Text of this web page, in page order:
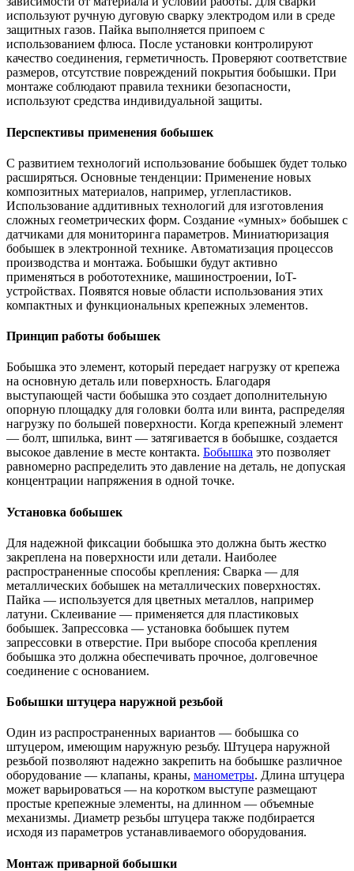
используют ручную дуговую сварку электродом или в среде
защитных газов. Пайка выполняется припоем с
использованием флюса. После установки контролируют
качество соединения, герметичность. Проверяют соответствие
размеров, отсутствие повреждений покрытия бобышки. При
монтаже соблюдают правила техники безопасности,
используют средства индивидуальной защиты.
Перспективы применения бобышек
С развитием технологий использование бобышек будет только
расширяться. Основные тенденции: Применение новых
композитных материалов, например, углепластиков.
Использование аддитивных технологий для изготовления
сложных геометрических форм. Создание «умных» бобышек с
датчиками для мониторинга параметров. Миниатюризация
бобышек в электронной технике. Автоматизация процессов
производства и монтажа. Бобышки будут активно
применяться в робототехнике, машиностроении, IoT-
устройствах. Появятся новые области использования этих
компактных и функциональных крепежных элементов.
Принцип работы бобышек
Бобышка это элемент, который передает нагрузку от крепежа
на основную деталь или поверхность. Благодаря
выступающей части бобышка это создает дополнительную
опорную площадку для головки болта или винта, распределяя
нагрузку по большей поверхности. Когда крепежный элемент
— болт, шпилька, винт — затягивается в бобышке, создается
высокое давление в месте контакта. Бобышка это позволяет
равномерно распределить это давление на деталь, не допуская
концентрации напряжения в одной точке.
Установка бобышек
Для надежной фиксации бобышка это должна быть жестко
закреплена на поверхности или детали. Наиболее
распространенные способы крепления: Сварка — для
металлических бобышек на металлических поверхностях.
Пайка — используется для цветных металлов, например
латуни. Склеивание — применяется для пластиковых
бобышек. Запрессовка — установка бобышек путем
запрессовки в отверстие. При выборе способа крепления
бобышка это должна обеспечивать прочное, долговечное
соединение с основанием.
Бобышки штуцера наружной резьбой
Один из распространенных вариантов — бобышка со
штуцером, имеющим наружную резьбу. Штуцера наружной
резьбой позволяют надежно закрепить на бобышке различное
оборудование — клапаны, краны, манометры. Длина штуцера
может варьироваться — на коротком выступе размещают
простые крепежные элементы, на длинном — объемные
механизмы. Диаметр резьбы штуцера также подбирается
исходя из параметров устанавливаемого оборудования.
Монтаж приварной бобышки